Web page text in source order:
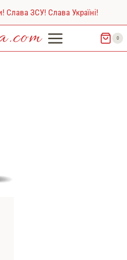
Слава ЗСУ! Слава Україні!
0